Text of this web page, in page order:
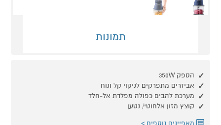
תמונות
הספק 350W
אביזרים מתפרקים לניקוי קל ונוח
מערכת להבים כפולה מפלדת אל-חלד
קוצץ מזון אלחוטי/ נטען
מאפיינים נוספים